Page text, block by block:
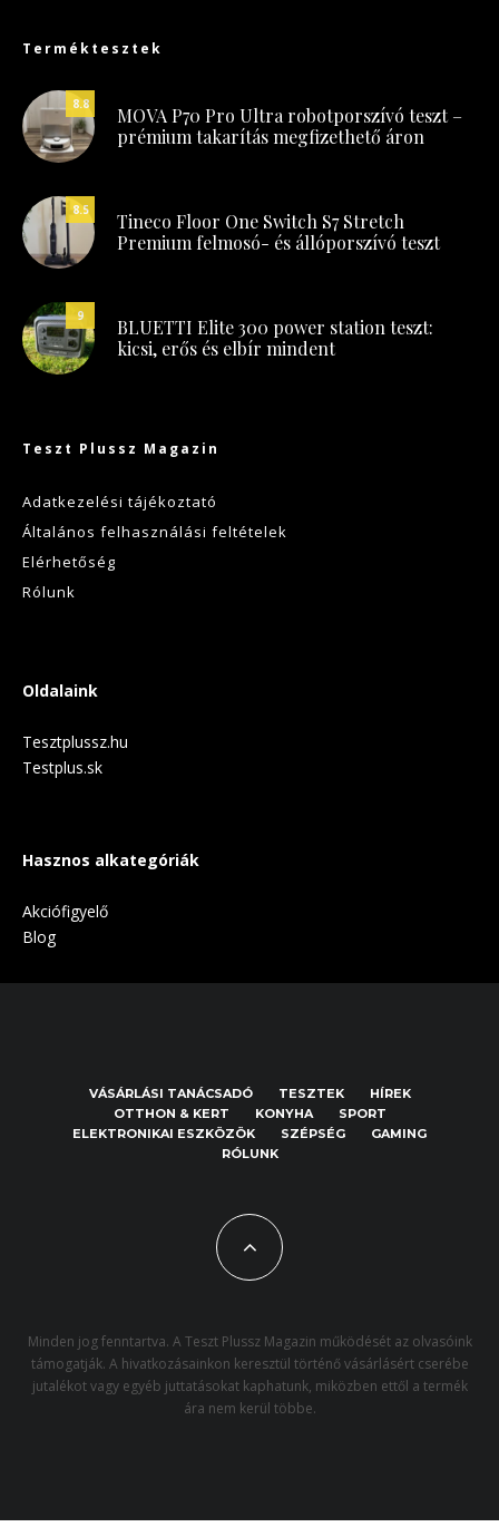
Terméktesztek
8.8
MOVA P70 Pro Ultra robotporszívó teszt –
prémium takarítás megfizethető áron
8.5
Tineco Floor One Switch S7 Stretch
Premium felmosó- és állóporszívó teszt
9
BLUETTI Elite 300 power station teszt:
kicsi, erős és elbír mindent
Teszt Plussz Magazin
Adatkezelési tájékoztató
Általános felhasználási feltételek
Elérhetőség
Rólunk
Oldalaink
Tesztplussz.hu
Testplus.sk
Hasznos alkategóriák
Akciófigyelő
Blog
VÁSÁRLÁSI TANÁCSADÓ TESZTEK
HÍREK
OTTHON & KERT
KONYHA
SPORT
ELEKTRONIKAI ESZKÖZÖK
SZÉPSÉG
GAMING
RÓLUNK
Minden jog fenntartva. A Teszt Plussz Magazin működését az olvasóink
támogatják. A hivatkozásainkon keresztül történő vásárlásért cserébe
jutalékot vagy egyéb juttatásokat kaphatunk, miközben ettől a termék
ára nem kerül többe.